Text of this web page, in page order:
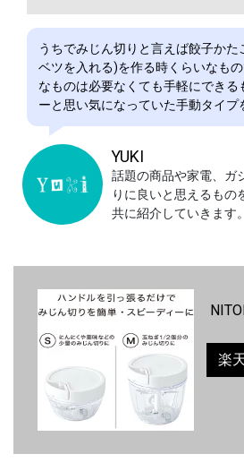
うちでみじん切りと言えば餃子かた
ベツを入れる)を作る時くらいなも
なものは必要なくても手軽にできる
ーと思い気になっていた手動タイプ
YUKI
話題の商品や家電、ガ
りに良いと思えるもの
共に紹介していきます。
楽